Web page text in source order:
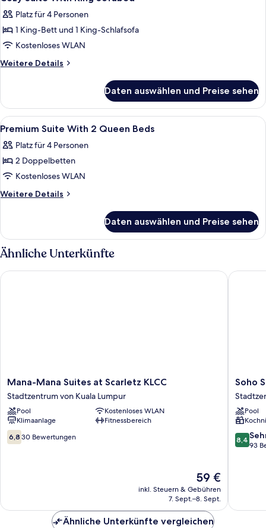
Fotos
für
Cozy
Suite
With
anzeigen
Platz für 4 Personen
1 King-Bett und 1 King-Schlafsofa
Kostenloses WLAN
Weitere Details
Weitere
Suite
With
King
Daten auswählen und Preise sehen
Alle
Fotos
für
Premium
Suite
With
Beds
anzeigen
Ein Hotelzimmer mit zwei Betten,
10
Premium Suite With 2 Queen Beds
Platz für 4 Personen
2 Doppelbetten
Kostenloses WLAN
Weitere Details
Weitere
Suite
With
2
Queen
Beds
Daten auswählen und Preise sehen
Ähnliche Unterkünfte
Mana-
Mana
Suites
at
Scarletz
KLCC
Stadtzentrum
Mana-Mana Suites at Scarletz KLCC
Stadtzentrum von Kuala Lumpur
Pool
Kostenloses WLAN
Klimaanlage
Fitnessbereich
6.8
von
6,8 30 Bewertungen
Der
Preis
beträgt
59 €
inkl. Steuern & Gebühren
7. Sept.–8. Sept.
Mana-Mana Suites at Scarletz KLCC
Soho
Suites
KLCC
By
Rest
Kuala
Lumpur
Soho
Pool
8.4
von
8,4
93
Soho
Ähnliche Unterkünfte vergleichen